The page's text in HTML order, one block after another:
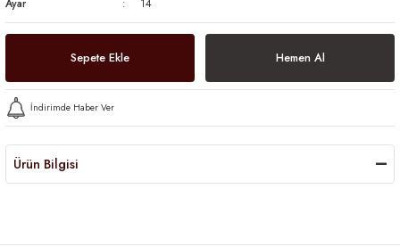
Ayar
14
Sepete Ekle Hemen Al
İndirimde Haber Ver
Ürün Bilgisi